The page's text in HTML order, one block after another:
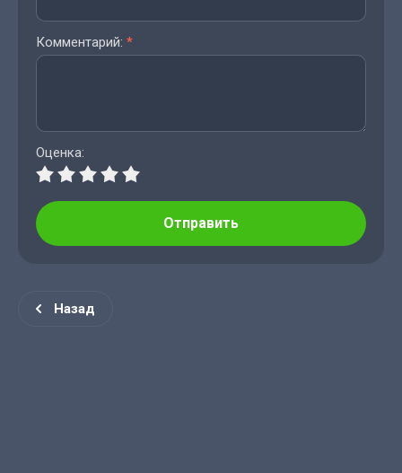
Комментарий: *
Оценка:
Отправить
Назад